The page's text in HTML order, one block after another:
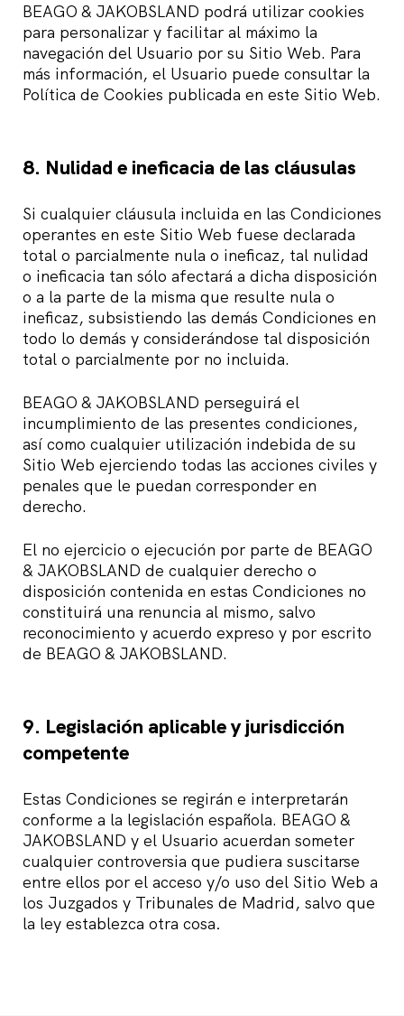
BEAGO & JAKOBSLAND podrá utilizar cookies
para personalizar y facilitar al máximo la
navegación del Usuario por su Sitio Web. Para
más información, el Usuario puede consultar la
Política de Cookies publicada en este Sitio Web.
8. Nulidad e ineficacia de las cláusulas
Si cualquier cláusula incluida en las Condiciones
operantes en este Sitio Web fuese declarada
total o parcialmente nula o ineficaz, tal nulidad
o ineficacia tan sólo afectará a dicha disposición
o a la parte de la misma que resulte nula o
ineficaz, subsistiendo las demás Condiciones en
todo lo demás y considerándose tal disposición
total o parcialmente por no incluida.
BEAGO & JAKOBSLAND perseguirá el
incumplimiento de las presentes condiciones,
así como cualquier utilización indebida de su
Sitio Web ejerciendo todas las acciones civiles y
penales que le puedan corresponder en
derecho.
El no ejercicio o ejecución por parte de BEAGO
& JAKOBSLAND de cualquier derecho o
disposición contenida en estas Condiciones no
constituirá una renuncia al mismo, salvo
reconocimiento y acuerdo expreso y por escrito
de BEAGO & JAKOBSLAND.
9. Legislación aplicable y jurisdicción
competente
Estas Condiciones se regirán e interpretarán
conforme a la legislación española. BEAGO &
JAKOBSLAND y el Usuario acuerdan someter
cualquier controversia que pudiera suscitarse
entre ellos por el acceso y/o uso del Sitio Web a
los Juzgados y Tribunales de Madrid, salvo que
la ley establezca otra cosa.